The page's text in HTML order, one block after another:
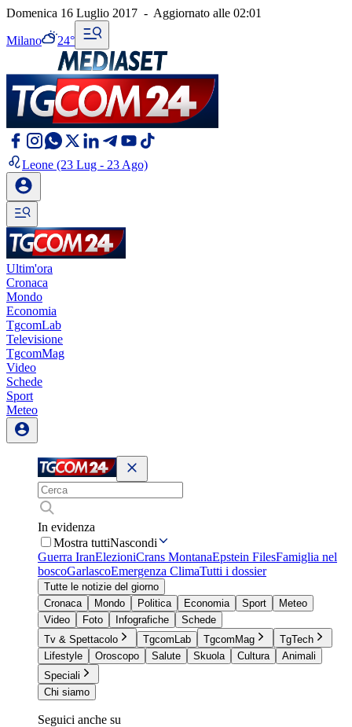
Domenica 16 Luglio 2017 - Aggiornato alle 02:01
Milano 24°
Leone (23 Lug - 23 Ago)
Ultim'ora
Cronaca
Mondo
Economia
TgcomLab
Televisione
TgcomMag
Video
Schede
Sport
Meteo
In evidenza
Mostra tuttiNascondi
Guerra IranElezioniCrans MontanaEpstein FilesFamiglia nel
boscoGarlascoEmergenza ClimaTutti i dossier
Tutte le notizie del giorno
Cronaca
Mondo Politica Economia Sport
Meteo
Video
Foto Infografiche
Schede
Tv & Spettacolo
TgcomLab TgcomMag
TgTech
Lifestyle
Oroscopo Salute Skuola Cultura
Animali
Speciali
Chi siamo
Seguici anche su